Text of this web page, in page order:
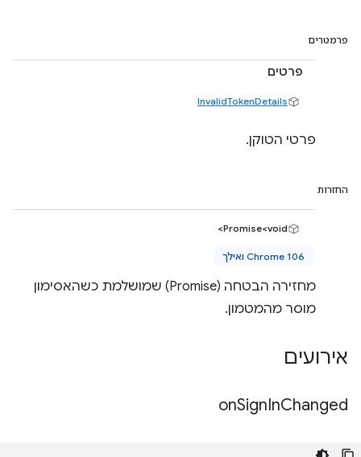
פרמטרים
פרטים
InvalidTokenDetails
פרטי הטוקן.
החזרות
Promise<void>
Chrome 106 ואילך
מחזירה הבטחה (Promise) שמושלמת כשהאסימון
מוסר מהמטמון.
אירועים
onSignInChanged